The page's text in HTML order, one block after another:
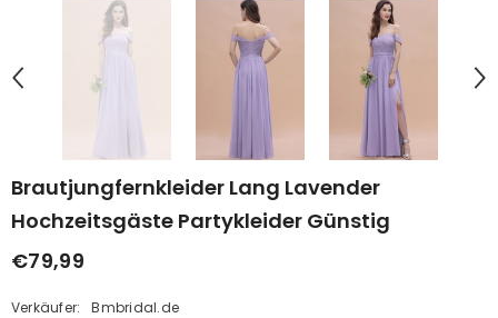
Brautjungfernkleider Lang Lavender
Hochzeitsgäste Partykleider Günstig
€79,99
Verkäufer:
Bmbridal.de